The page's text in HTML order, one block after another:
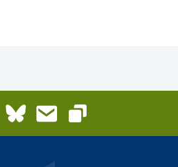
LinkedInBlueskyEmail
Copy link